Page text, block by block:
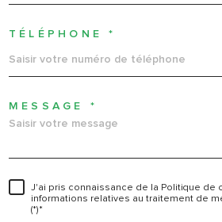
TÉLÉPHONE *
MESSAGE *
J'ai pris connaissance de la Politique de
informations relatives au traitement de
(*)*